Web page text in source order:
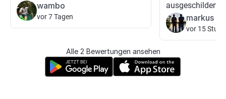
wambo
vor 7 Tagen
ausgeschildert
markus gr
vor 15
Alle 2 Bewertungen ansehen